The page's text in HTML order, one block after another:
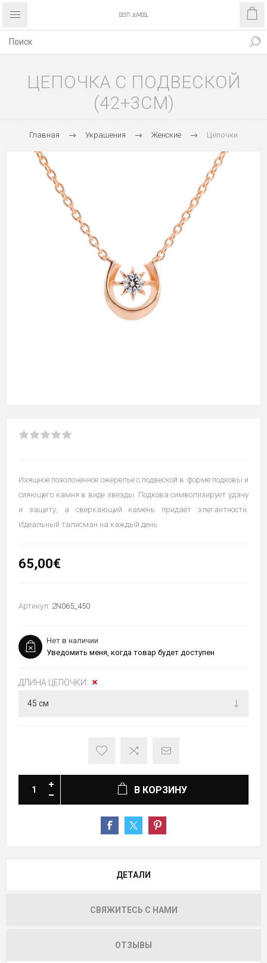
ЦЕПОЧКА С ПОДВЕСКОЙ
(42+3CM)
Главная Украшения Женские Цепочки
Изящное позолоченное ожерелье с подвеской в форме подковы и
сияющего камня в виде звезды. Подкова символизирует удачу
и защиту, а сверкающий камень придаёт элегантности.
Идеальный талисман на каждый день.
65,00€
Артикул: 2N065_450
Нет в наличии
Уведомить меня, когда товар будет доступен
ДЛИНА ЦЕПОЧКИ:
В КОРЗИНУ
ДЕТАЛИ
СВЯЖИТЕСЬ С НАМИ
ОТЗЫВЫ